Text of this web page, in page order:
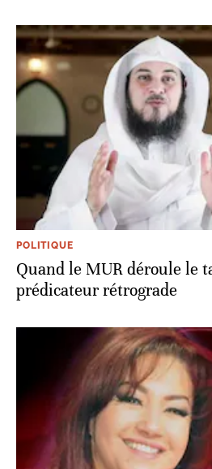
POLITIQUE
Quand le MUR déroule le
prédicateur rétrograde